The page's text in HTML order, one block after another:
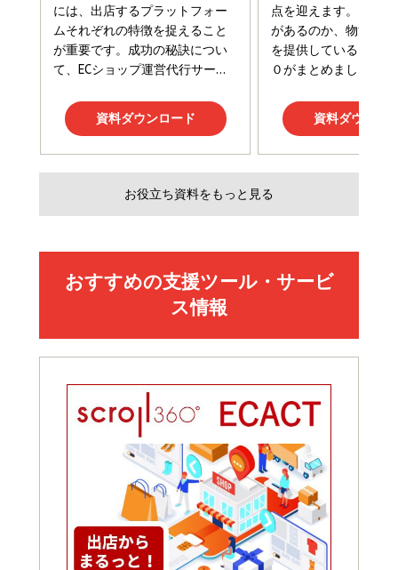
Amazonランキングをもっと見る
Amazonランキングをもっと見る
Amazonランキングをもっと見る